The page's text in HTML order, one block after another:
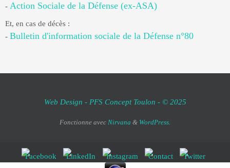
- Action Sociale de la Défense (ex-ASA)
Et, en cas de décès :
- Bulletin d'information sociale de la Défense n°80
Web Design - PFS Concept Toulon - © 2025
Fonctionne avec Nirvana & WordPress.